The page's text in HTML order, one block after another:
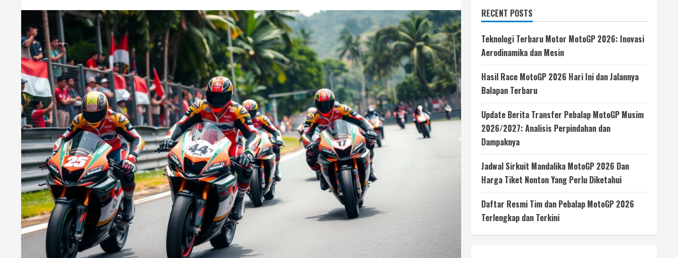
RECENT POSTS
Teknologi Terbaru Motor MotoGP 2026: Inovasi
Aerodinamika dan Mesin
Hasil Race MotoGP 2026 Hari Ini dan Jalannya
Balapan Terbaru
Update Berita Transfer Pebalap MotoGP Musim
2026/2027: Analisis Perpindahan dan
Dampaknya
Jadwal Sirkuit Mandalika MotoGP 2026 Dan
Harga Tiket Nonton Yang Perlu Diketahui
Daftar Resmi Tim dan Pebalap MotoGP 2026
Terlengkap dan Terkini